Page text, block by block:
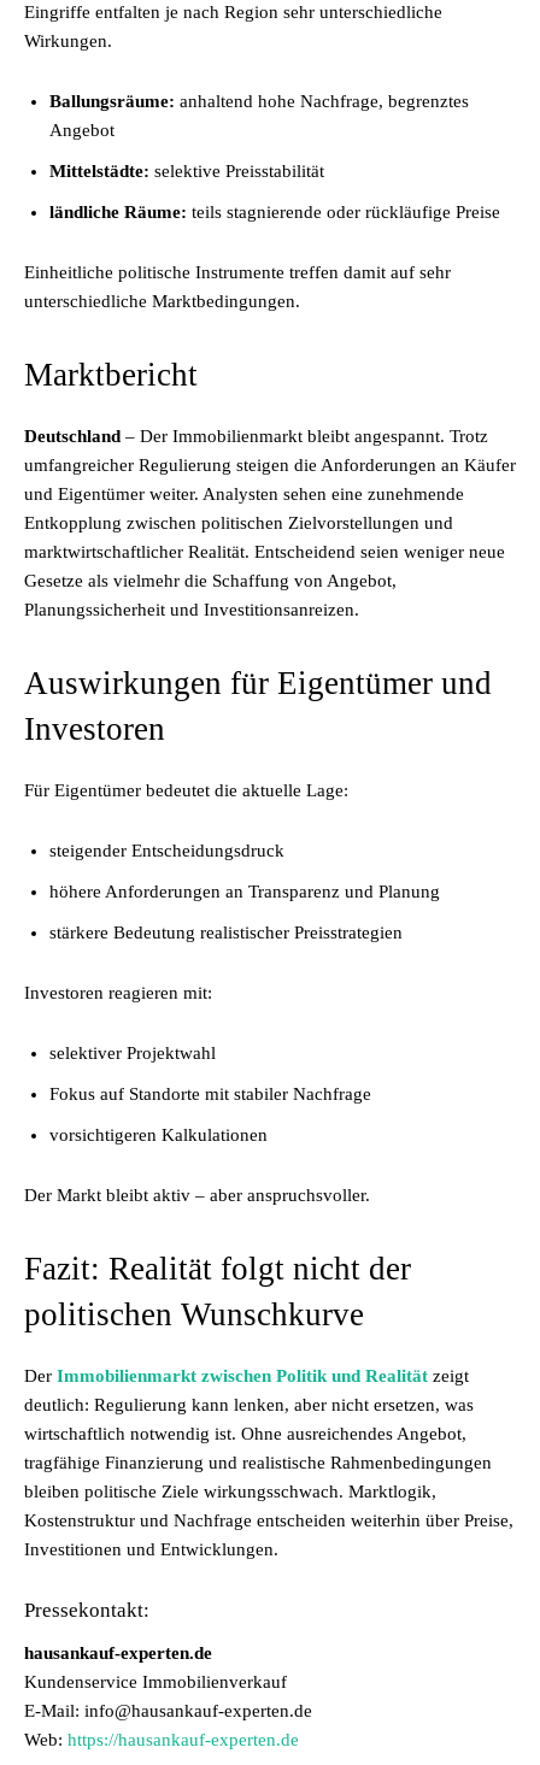
Eingriffe entfalten je nach Region sehr unterschiedliche
Wirkungen.
Ballungsräume: anhaltend hohe Nachfrage, begrenztes
Angebot
Mittelstädte: selektive Preisstabilität
ländliche Räume: teils stagnierende oder rückläufige Preise
Einheitliche politische Instrumente treffen damit auf sehr
unterschiedliche Marktbedingungen.
Marktbericht
Deutschland – Der Immobilienmarkt bleibt angespannt. Trotz
umfangreicher Regulierung steigen die Anforderungen an Käufer
und Eigentümer weiter. Analysten sehen eine zunehmende
Entkopplung zwischen politischen Zielvorstellungen und
marktwirtschaftlicher Realität. Entscheidend seien weniger neue
Gesetze als vielmehr die Schaffung von Angebot,
Planungssicherheit und Investitionsanreizen.
Auswirkungen für Eigentümer und
Investoren
Für Eigentümer bedeutet die aktuelle Lage:
steigender Entscheidungsdruck
höhere Anforderungen an Transparenz und Planung
stärkere Bedeutung realistischer Preisstrategien
Investoren reagieren mit:
selektiver Projektwahl
Fokus auf Standorte mit stabiler Nachfrage
vorsichtigeren Kalkulationen
Der Markt bleibt aktiv – aber anspruchsvoller.
Fazit: Realität folgt nicht der
politischen Wunschkurve
Der Immobilienmarkt zwischen Politik und Realität zeigt
deutlich: Regulierung kann lenken, aber nicht ersetzen, was
wirtschaftlich notwendig ist. Ohne ausreichendes Angebot,
tragfähige Finanzierung und realistische Rahmenbedingungen
bleiben politische Ziele wirkungsschwach. Marktlogik,
Kostenstruktur und Nachfrage entscheiden weiterhin über Preise,
Investitionen und Entwicklungen.
Pressekontakt:
hausankauf-experten.de
Kundenservice Immobilienverkauf
E-Mail: info@hausankauf-experten.de
Web: https://hausankauf-experten.de